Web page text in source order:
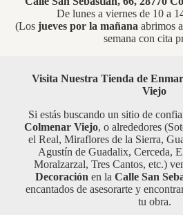
De lunes a viernes de 10 a
(Los jueves por la mañana abrimos
semana con cita
Visita Nuestra Tienda de
Viejo
Si estás buscando un sitio de
Colmenar Viejo, o alrededores
el Real, Miraflores de la Sierra,
Agustín de Guadalix, Cerceda,
Moralzarzal, Tres Cantos, etc.)
Decoración en la Calle San
encantados de asesorarte y
tu obra.